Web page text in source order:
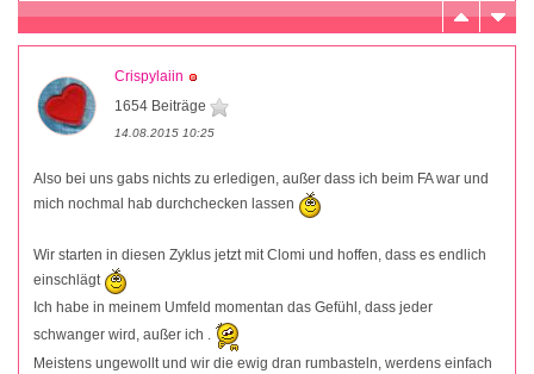
Crispylaiin
1654 Beiträge
14.08.2015 10:25
Also bei uns gabs nichts zu erledigen, außer dass ich beim FA war und
mich nochmal hab durchchecken lassen
Wir starten in diesen Zyklus jetzt mit Clomi und hoffen, dass es endlich
einschlägt
Ich habe in meinem Umfeld momentan das Gefühl, dass jeder
schwanger wird, außer ich .
Meistens ungewollt und wir die ewig dran rumbasteln, werdens einfach